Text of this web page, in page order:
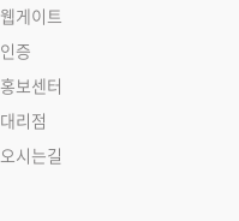
웹게이트
인증
홍보센터
대리점
오시는길